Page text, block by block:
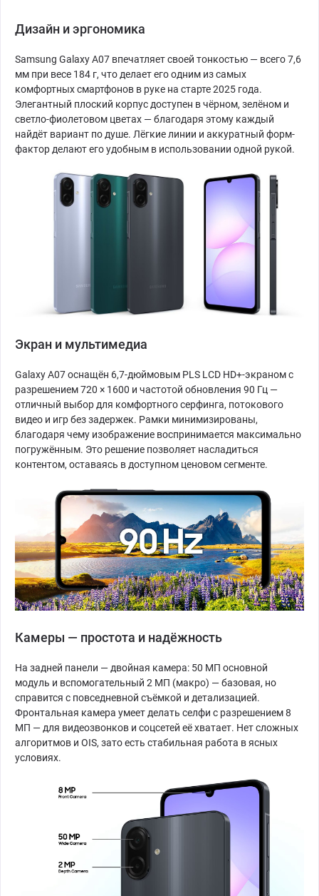
Дизайн и эргономика
Samsung Galaxy A07 впечатляет своей тонкостью — всего 7,6
мм при весе 184 г, что делает его одним из самых
комфортных смартфонов в руке на старте 2025 года.
Элегантный плоский корпус доступен в чёрном, зелёном и
светло-фиолетовом цветах — благодаря этому каждый
найдёт вариант по душе. Лёгкие линии и аккуратный форм-
фактор делают его удобным в использовании одной рукой.
Экран и мультимедиа
Galaxy A07 оснащён 6,7-дюймовым PLS LCD HD+-экраном с
разрешением 720 × 1600 и частотой обновления 90 Гц —
отличный выбор для комфортного серфинга, потокового
видео и игр без задержек. Рамки минимизированы,
благодаря чему изображение воспринимается максимально
погружённым. Это решение позволяет насладиться
контентом, оставаясь в доступном ценовом сегменте.
Камеры — простота и надёжность
На задней панели — двойная камера: 50 МП основной
модуль и вспомогательный 2 МП (макро) — базовая, но
справится с повседневной съёмкой и детализацией.
Фронтальная камера умеет делать селфи с разрешением 8
МП — для видеозвонков и соцсетей её хватает. Нет сложных
алгоритмов и OIS, зато есть стабильная работа в ясных
условиях.